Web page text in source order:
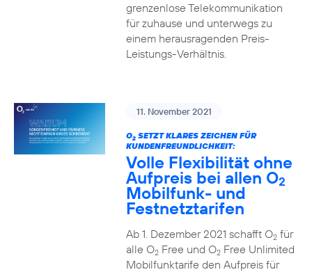
grenzenlose Telekommunikation
für zuhause und unterwegs zu
einem herausragenden Preis-
Leistungs-Verhältnis.
11. November 2021
O2SETZT KLARES ZEICHEN FÜR
KUNDENFREUNDLICHKEIT:
Volle Flexibilität ohne
Aufpreis bei allen O2
Mobilfunk- und
Festnetztarifen
Ab 1. Dezember 2021 schafft O2für
alle O2Free und O2Free Unlimited
Mobilfunktarife den Aufpreis für